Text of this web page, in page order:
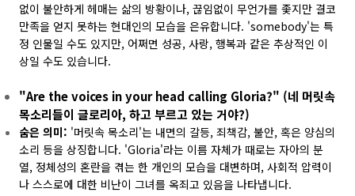
없이 불안하게 헤매는 삶의 방황이나, 끊임없이 무언가를 좇지만 결코
만족을 얻지 못하는 현대인의 모습을 은유합니다. 'somebody'는 특
정 인물일 수도 있지만, 어쩌면 성공, 사랑, 행복과 같은 추상적인 이
상일 수도 있습니다.
"Are the voices in your head calling Gloria?" (네 머릿속
목소리들이 글로리아, 하고 부르고 있는 거야?)
숨은 의미: '머릿속 목소리'는 내면의 갈등, 죄책감, 불안, 혹은 양심의
소리 등을 상징합니다. 'Gloria'라는 이름 자체가 때로는 자아의 분
열, 정체성의 혼란을 겪는 한 개인의 모습을 대변하며, 사회적 압력이
나 스스로에 대한 비난이 그녀를 옥죄고 있음을 나타냅니다.